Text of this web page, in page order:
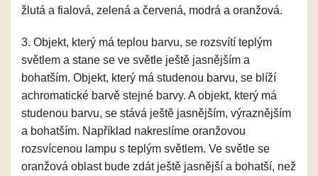
žlutá a fialová, zelená a červená, modrá a oranžová.
3. Objekt, který má teplou barvu, se rozsvítí teplým
světlem a stane se ve světle ještě jasnějším a
bohatším. Objekt, který má studenou barvu, se blíží
achromatické barvě stejné barvy. A objekt, který má
studenou barvu, se stává ještě jasnějším, výraznějším
a bohatším. Například nakreslíme oranžovou
rozsvícenou lampu s teplým světlem. Ve světle se
oranžová oblast bude zdát ještě jasnější a bohatší, než